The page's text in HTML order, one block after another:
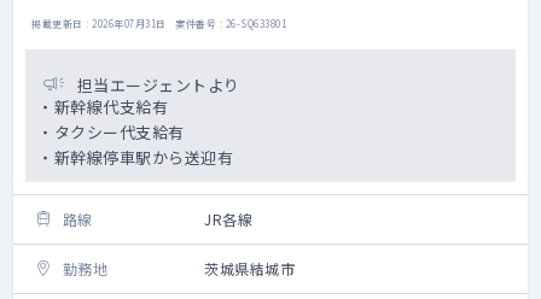
掲載更新日 : 2026年07月31日 案件番号 : 26-SQ633801
担当エージェントより
・新幹線代支給有
・タクシー代支給有
・新幹線停車駅から送迎有
路線 JR各線
勤務地 茨城県結城市